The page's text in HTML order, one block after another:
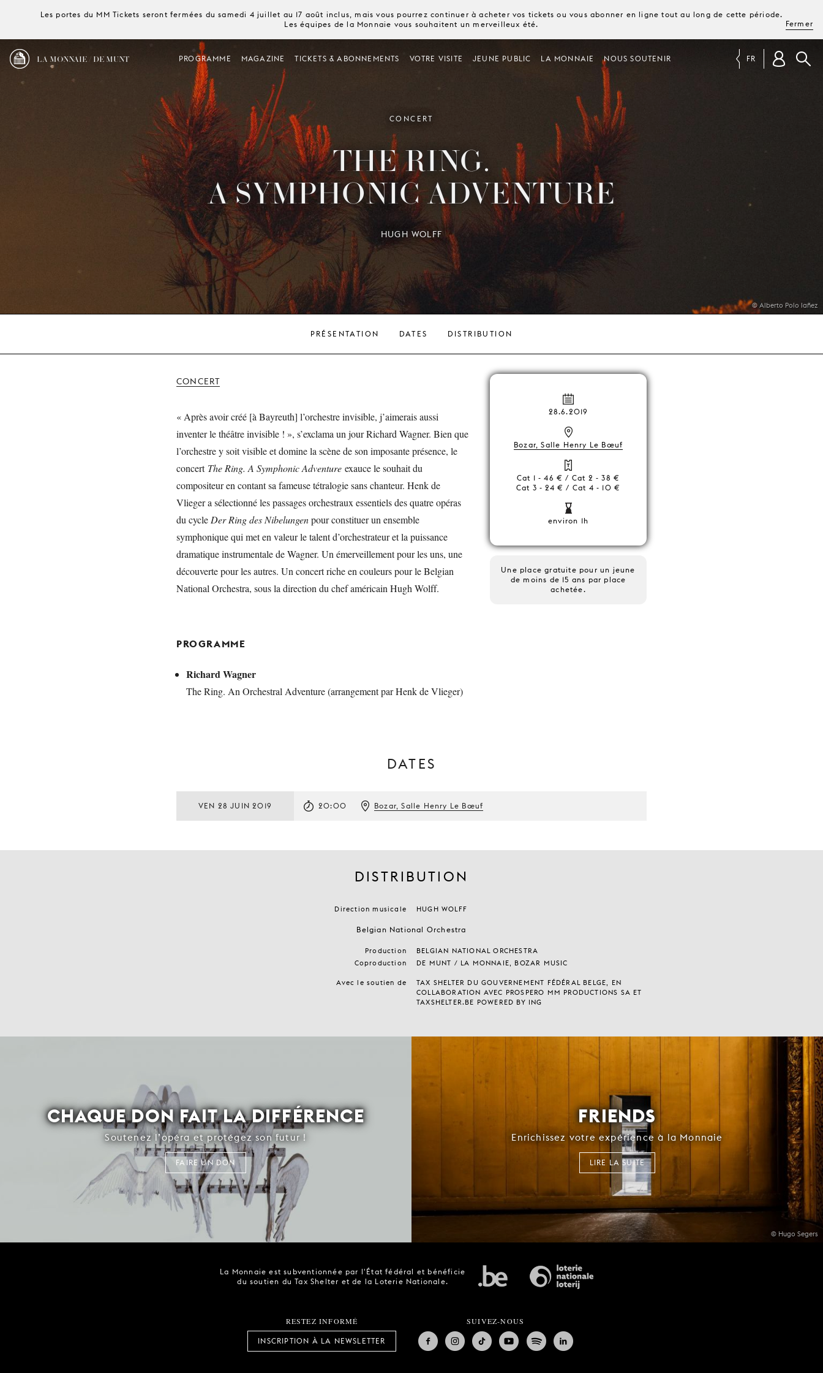
Les portes du MM Tickets seront fermées du samedi 4 juillet au 17 août inclus, mais vous pourrez continuer à acheter vos tickets ou vous abonner en ligne tout au long de cette période.
Les équipes de la Monnaie vous souhaitent un merveilleux été.
Fermer
LA MONNAIE / DE MUNT PROGRAMME MAGAZINE TICKETS & ABONNEMENTS VOTRE VISITE JEUNE PUBLIC LA MONNAIE NOUS SOUTENIR FR
© Alberto Polo Iañez
CONCERT
THE RING.
A SYMPHONIC ADVENTURE
HUGH WOLFF
PRÉSENTATION DATES DISTRIBUTION
CONCERT
« Après avoir créé [à Bayreuth] l’orchestre invisible, j’aimerais aussi
inventer le théâtre invisible ! », s’exclama un jour Richard Wagner. Bien que
l’orchestre y soit visible et domine la scène de son imposante présence, le
concert The Ring. A Symphonic Adventure exauce le souhait du
compositeur en contant sa fameuse tétralogie sans chanteur. Henk de
Vlieger a sélectionné les passages orchestraux essentiels des quatre opéras
du cycle Der Ring des Nibelungenpour constituer un ensemble
symphonique qui met en valeur le talent d’orchestrateur et la puissance
dramatique instrumentale de Wagner. Un émerveillement pour les uns, une
découverte pour les autres. Un concert riche en couleurs pour le Belgian
National Orchestra, sous la direction du chef américain Hugh Wolff.
PROGRAMME
Richard Wagner
The Ring. An Orchestral Adventure (arrangement par Henk de Vlieger)
28.6.2019
Bozar, Salle Henry Le Bœuf
Cat 1 - 46 € / Cat 2 - 38 €
Cat 3 - 24 € / Cat 4 - 10 €
environ 1h
Une place gratuite pour un jeune
de moins de 15 ans par place
achetée.
DATES
VEN 28 JUIN 2019 20:00 Bozar, Salle Henry Le Bœuf
DISTRIBUTION
Direction musicale HUGH WOLFF
Belgian National Orchestra
Production
BELGIAN NATIONAL ORCHESTRA
Coproduction
DE MUNT / LA MONNAIE, BOZAR MUSIC
Avec le soutien de
TAX SHELTER DU GOUVERNEMENT FÉDÉRAL BELGE, EN
COLLABORATION AVEC PROSPERO MM PRODUCTIONS SA ET
TAXSHELTER.BE POWERED BY ING
CHAQUE DON FAIT LA DIFFÉRENCE
Soutenez l’opéra et protégez son futur !
FAIRE UN DON
© Hugo Segers
FRIENDS
Enrichissez votre expérience à la Monnaie
LIRE LA SUITE
La Monnaie est subventionnée par l'État fédéral et bénéficie
du soutien du Tax Shelter et de la Loterie Nationale.
RESTEZ INFORMÉ
INSCRIPTION À LA NEWSLETTER
SUIVEZ-NOUS